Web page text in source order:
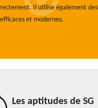
Il utilise également des
et modernes.
Les aptitudes de SG